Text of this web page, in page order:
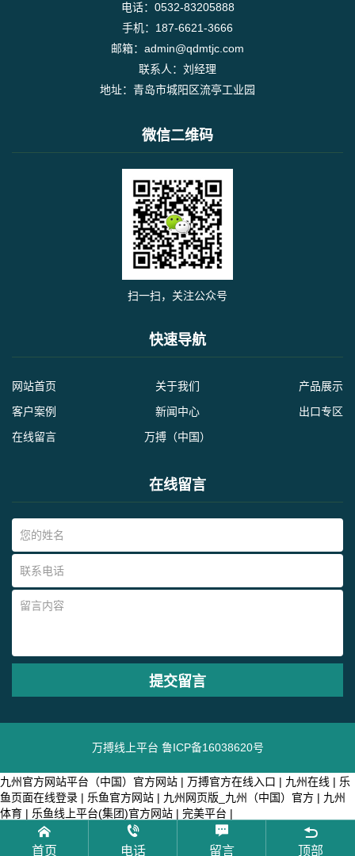
电话：0532-83205888
手机：187-6621-3666
邮箱：admin@qdmtjc.com
联系人：刘经理
地址：青岛市城阳区流亭工业园
微信二维码
扫一扫，关注公众号
快速导航
网站首页 关于我们
产品展示
客户案例
新闻中心
出口专区
在线留言
万搏（中国）
在线留言
万搏线上平台 鲁ICP备16038620号
首页 电话 留言 顶部
九州官方网站平台（中国）官方网站 | 万搏官方在线入口 | 九州在线 | 乐
鱼页面在线登录 | 乐鱼官方网站 | 九州网页版_九州（中国）官方 | 九州
体育 | 乐鱼线上平台(集团)官方网站 | 完美平台 |